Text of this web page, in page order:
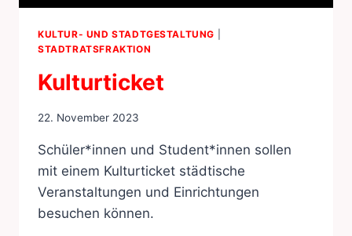
KULTUR- UND STADTGESTALTUNG
STADTRATSFRAKTION
Kulturticket
22. November 2023
Schüler*innen und Student*innen sollen
mit einem Kulturticket städtische
Veranstaltungen und Einrichtungen
besuchen können.